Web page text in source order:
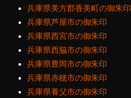
兵庫県美方郡香美町の御朱印
兵庫県芦屋市の御朱印
兵庫県西宮市の御朱印
兵庫県西脇市の御朱印
兵庫県豊岡市の御朱印
兵庫県赤穂市の御朱印
兵庫県養父市の御朱印